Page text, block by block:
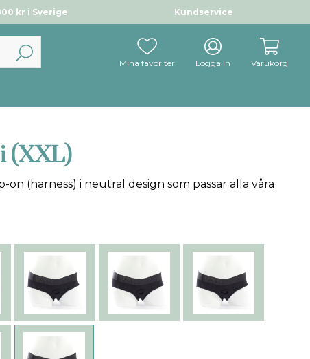
Kundservice
kr i Sverige
Mina favoriter Logga In Varukorg
(XXL)
on (harness) i neutral design som passar alla våra